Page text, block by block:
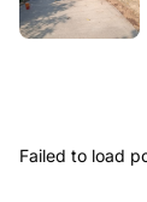
Failed to load